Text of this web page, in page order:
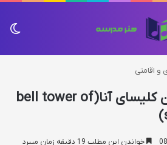
و اقامتی
۱برج ناقوس خیابان کلیسای آنا(bell tower of
خواندن این مطلب 19 دقیقه زمان میبرد